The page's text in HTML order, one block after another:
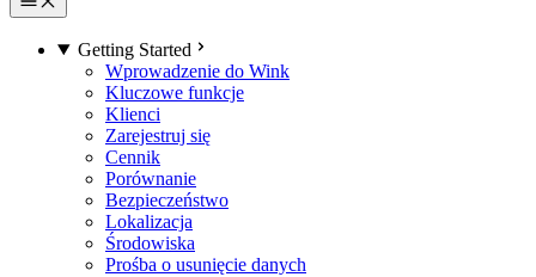
Getting Started
Wprowadzenie do Wink
Kluczowe funkcje
Klienci
Zarejestruj się
Cennik
Porównanie
Bezpieczeństwo
Lokalizacja
Środowiska
Prośba o usunięcie danych